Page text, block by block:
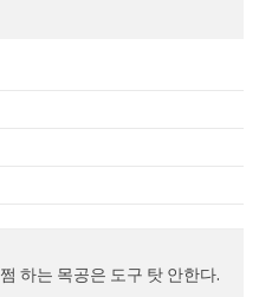
쩜 하는 목공은 도구 탓 안한다.